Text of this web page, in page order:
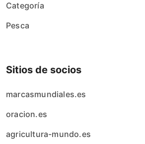
Categoría
Pesca
Sitios de socios
marcasmundiales.es
oracion.es
agricultura-mundo.es